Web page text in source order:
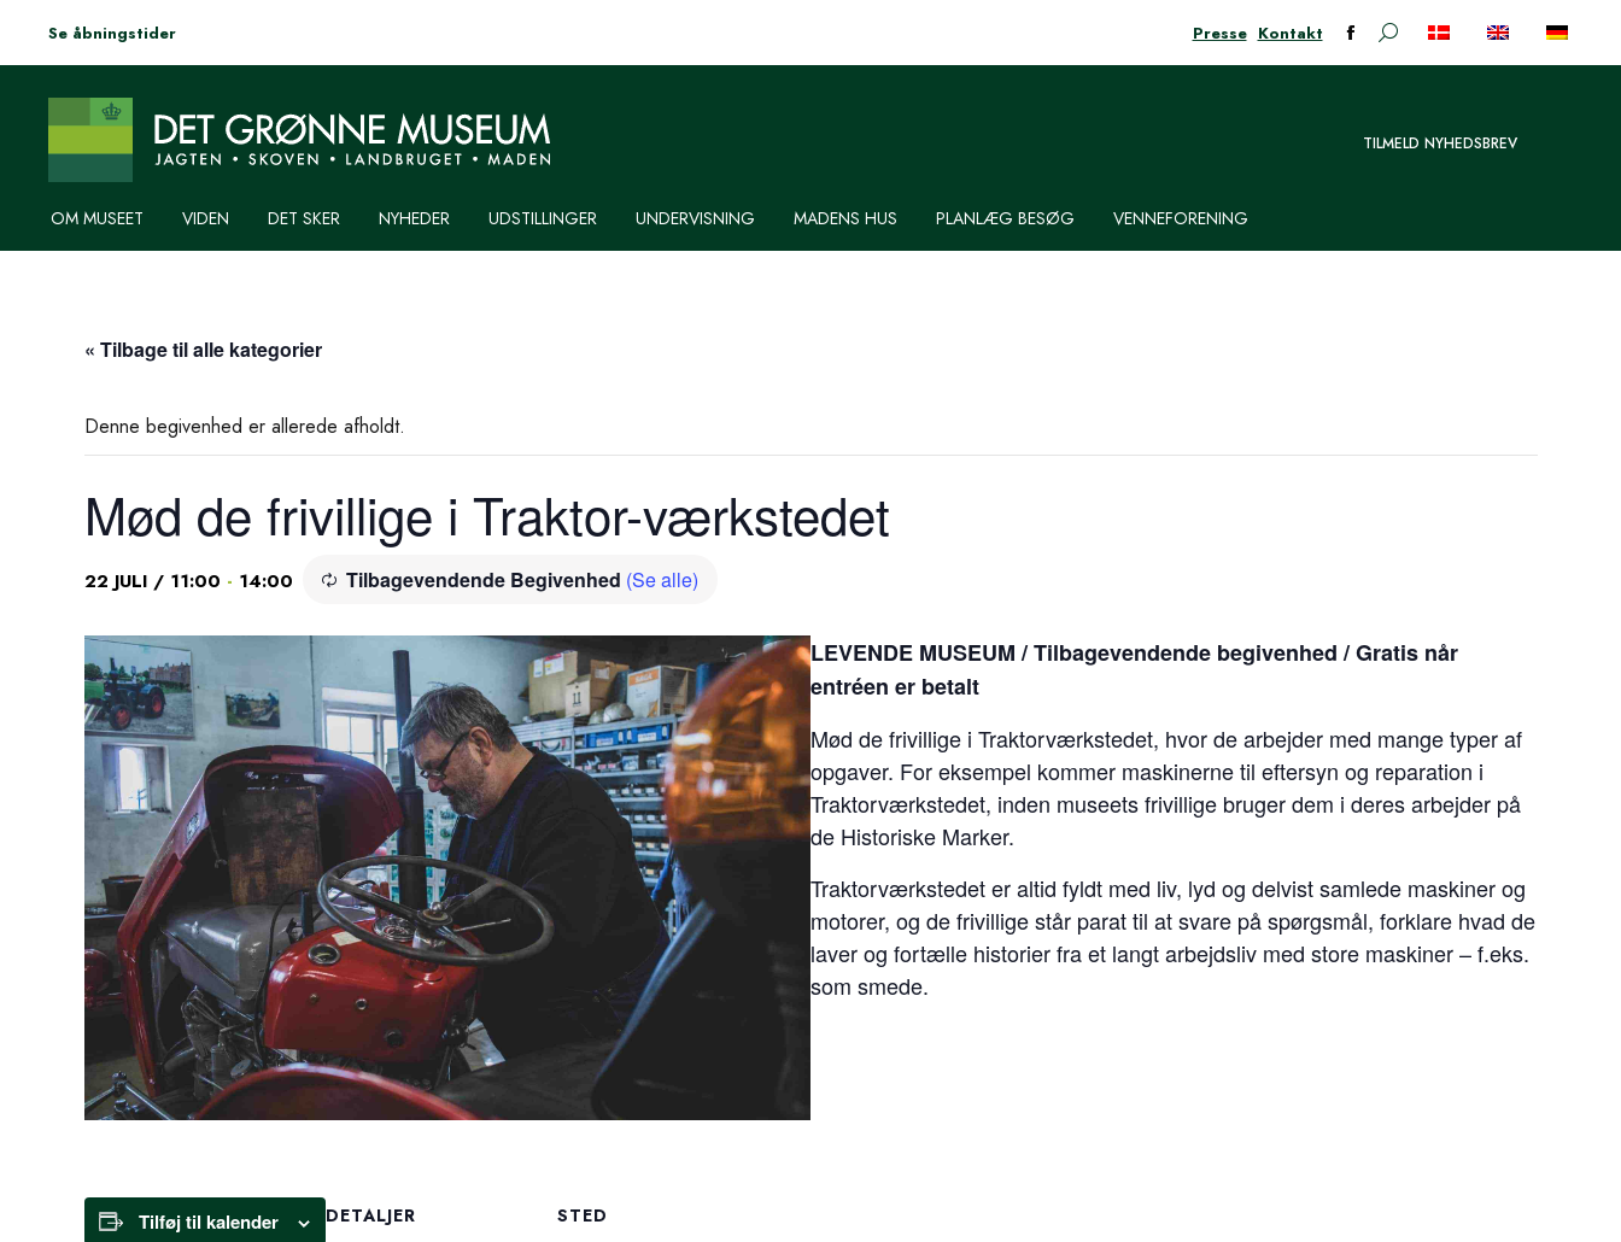
Se åbningstider Presse Kontakt
Facebook-
Søge:
TILMELD NYHEDSBREV
OM MUSEET VIDEN DET SKER NYHEDER UDSTILLINGER UNDERVISNING MADENS HUS PLANLÆG BESØG VENNEFORENING
« Tilbage til alle kategorier
Denne begivenhed er allerede afholdt.
Mød de frivillige i Traktor-værkstedet
22 JULI / 11:00 - 14:00 Tilbagevendende Begivenhed (Se alle)
LEVENDE MUSEUM / Tilbagevendende begivenhed / Gratis når
entréen er betalt
Mød de frivillige i Traktorværkstedet, hvor de arbejder med mange typer af
opgaver. For eksempel kommer maskinerne til eftersyn og reparation i
Traktorværkstedet, inden museets frivillige bruger dem i deres arbejder på
de Historiske Marker.
Traktorværkstedet er altid fyldt med liv, lyd og delvist samlede maskiner og
motorer, og de frivillige står parat til at svare på spørgsmål, forklare hvad de
laver og fortælle historier fra et langt arbejdsliv med store maskiner – f.eks.
som smede.
Tilføj til kalender
DETALJER
STED